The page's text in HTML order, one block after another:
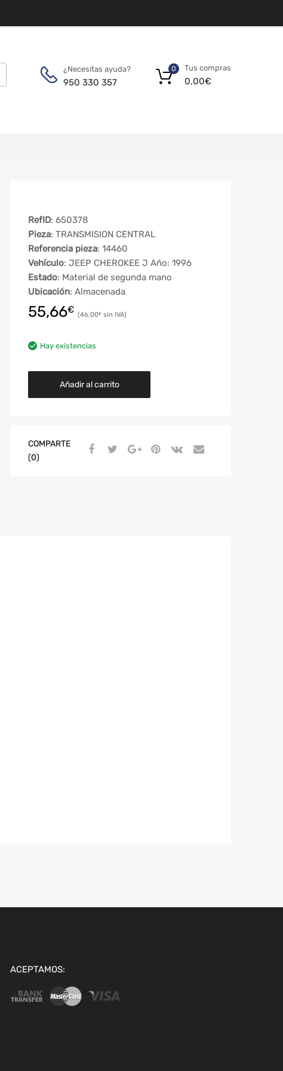
¿Necesitas ayuda?
950 330 357
Tus compras
0,00€
0
RefID: 650378
Pieza: TRANSMISION CENTRAL
Referencia pieza: 14460
Vehículo: JEEP CHEROKEE J Año: 1996
Estado: Material de segunda mano
Ubicación: Almacenada
55,66€ 46,00€
Hay existencias
Añadir al carrito
COMPARTE
(0)
ACEPTAMOS: